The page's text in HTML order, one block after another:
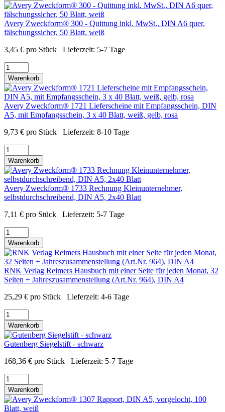
Avery Zweckform® 300 - Quittung inkl. MwSt., DIN A6 quer,
fälschungssicher, 50 Blatt, weiß
3,45 € pro Stück Lieferzeit: 5-7 Tage
Warenkorb
Avery Zweckform® 1721 Lieferscheine mit Empfangsschein, DIN
A5, mit Empfangsschein, 3 x 40 Blatt, weiß, gelb, rosa
9,73 € pro Stück Lieferzeit: 8-10 Tage
Warenkorb
Avery Zweckform® 1733 Rechnung Kleinunternehmer,
selbstdurchschreibend, DIN A5, 2x40 Blatt
7,11 € pro Stück Lieferzeit: 5-7 Tage
Warenkorb
RNK Verlag Reimers Hausbuch mit einer Seite für jeden Monat, 32
Seiten + Jahreszusammenstellung (Art.Nr. 964), DIN A4
25,29 € pro Stück Lieferzeit: 4-6 Tage
Warenkorb
Gutenberg Siegelstift - schwarz
168,36 € pro Stück Lieferzeit: 5-7 Tage
Warenkorb